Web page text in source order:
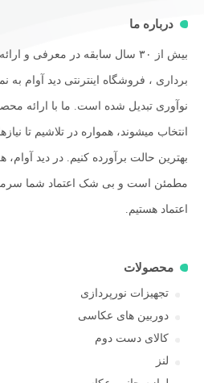
درباره ما
بیش از ۳۰ سال سابقه در معرفی و
برداری ، فروشگاه اینترنتی دید آوام به
نوآوری تبدیل شده است. ما با ارائه
انتخاب میشوند، همواره در تلاشیم تا
بهترین حالت برآورده کنیم. در دید
مطمئن است و بی شک اعتماد شما
اعتماد هستیم.
محصولات
تجهیزات نورپردازی
دوربین های عکاسی
کالای دست دوم
لنز